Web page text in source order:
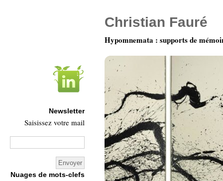
Christian Fauré
Hypomnemata : supports de
Newsletter
Saisissez votre mail
Nuages de mots-clefs